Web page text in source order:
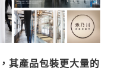
其產品包裝更大量的